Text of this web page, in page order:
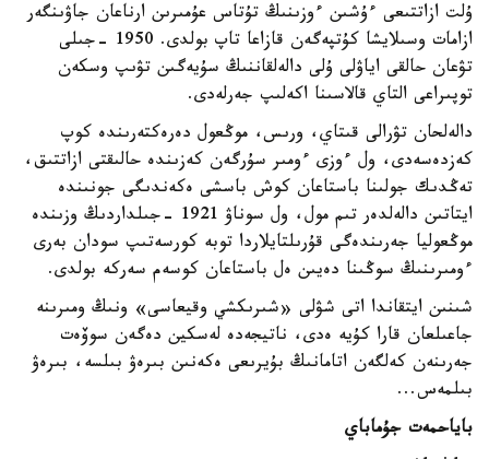
ۇلت ازاتتىعى ءۇشىن ءوزىنىڭ تۇتاس عۇمىرىن ارناعان جاۋىنگەر
ازامات وسىلايشا كۇتپەگەن قازاعا تاپ بولدى. 1950 -جىلى
تۋعان حالقى اياۋلى ۇلى دالەلقاننىڭ سۇيەگىن تۋىپ وسكەن
توپىراعى التاي قالاسىنا اكەلىپ جەرلەدى.
دالەلحان تۋرالى قىتاي، ورىس، موڭعول دەرەكتەرىندە كوپ
كەزدەسەدى، ول ءوزى ءومىر سۇرگەن كەزىندە حالىقتى ازاتتىق،
تەڭدىك جولىنا باستاعان كوش باسشى ەكەندىگى جونىندە
ايتاتىن دالەلدەر تىم مول، ول سوناۋ 1921 -جىلداردىڭ وزىندە
موڭعوليا جەرىندەگى قۇرىلتايلاردا توبە كورسەتىپ سودان بەرى
ءومىرىنىڭ سوڭىنا دەيىن ەل باستاعان كوسەم سەركە بولدى.
شىنىن ايتقاندا اتى شۋلى «شىرىكشي وقيعاسى» ونىڭ ومىرىنە
جاعىلعان قارا كۇيە ەدى، ناتيجەدە لەسكين دەگەن سوۆەت
جەرىنەن كەلگەن اتامانىڭ بۇيرىعى ەكەنىن بىرەۋ بىلسە، بىرەۋ
بىلمەس...
باياحمەت جۇماباي